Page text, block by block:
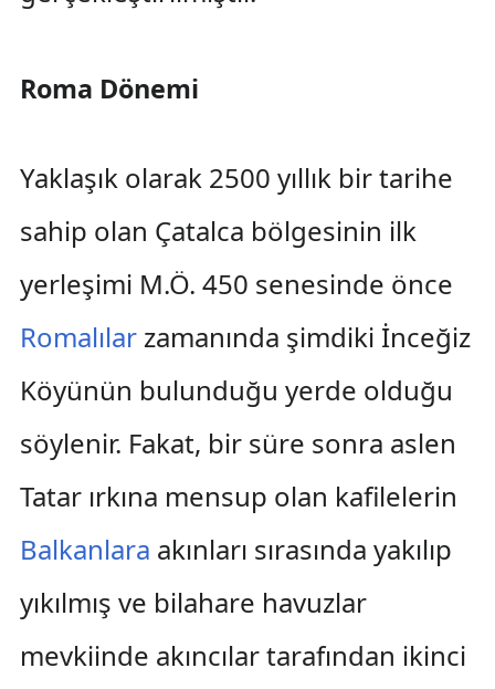
Roma Dönemi
Yaklaşık olarak 2500 yıllık bir tarihe
sahip olan Çatalca bölgesinin ilk
yerleşimi M.Ö. 450 senesinde önce
Romalılarzamanında şimdiki İnceğiz
Köyünün bulunduğu yerde olduğu
söylenir. Fakat, bir süre sonra aslen
Tatar ırkına mensup olan kafilelerin
Balkanlara akınları sırasında yakılıp
yıkılmış ve bilahare havuzlar
mevkiinde akıncılar tarafından ikinci